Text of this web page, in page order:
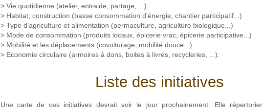
> Vie quotidienne (atelier, entraide, partage, ...)
> Habitat, construction (basse consommation d’énergie, chantier participatif...)
> Type d’agriculture et alimentation (permaculture, agriculture biologique...)
> Mode de consommation (produits locaux, épicerie vrac, épicerie participative...)
> Mobilité et les déplacements (covoiturage, mobilité douce...)
> Economie circulaire (armoires à dons, boites à livres, recycleries, ...).
Liste des initiatives
Une carte de ces initiatives devrait voir le jour prochainement. Elle